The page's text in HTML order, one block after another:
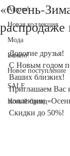
Акция!
Новая коллекция
Мода
Важно!
Новое поступление
SALE
Новый бренд
«Осень-
распродаже
Дорогие друзья!
С Новым годом
Ваших близких!
Приглашаем Вас
коллекции
Скидки до 50%!